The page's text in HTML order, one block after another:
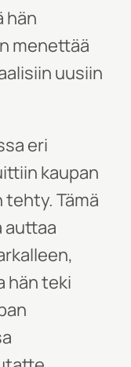
hän
menettää
uusiin
eri
kaupan
Tämä
auttaa
hän teki